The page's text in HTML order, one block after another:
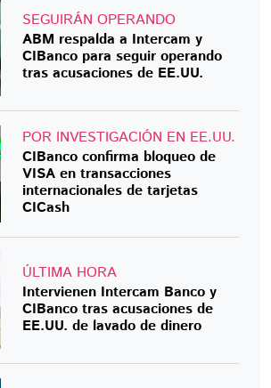
SEGUIRÁN OPERANDO
ABM respalda a Intercam y
CIBanco para seguir operando
tras acusaciones de EE.UU.
POR INVESTIGACIÓN EN EE.UU.
CIBanco confirma bloqueo de
VISA en transacciones
internacionales de tarjetas
CICash
ÚLTIMA HORA
Intervienen Intercam Banco y
CIBanco tras acusaciones de
EE.UU. de lavado de dinero